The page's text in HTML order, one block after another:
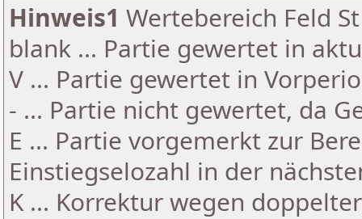
Hinweis1 Wertebereich Feld
blank ... Partie gewertet in
V ... Partie gewertet in
- ... Partie nicht gewertet, da
E ... Partie vorgemerkt zur
Einstiegselozahl in der
K ... Korrektur wegen